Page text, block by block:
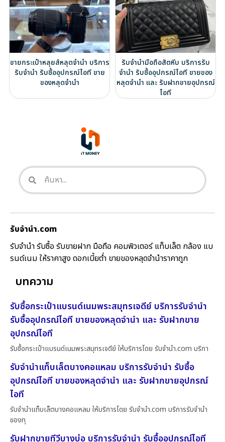
ขายกระเป๋าหลุยส์หลุดจำนำ บริการ
รับจำนำ รับซื้ออุปกรณ์ไอที ขาย
ของหลุดจำนำ
รับจำนำมือถือสัตหีบ บริการรับ
จำนำ รับซื้ออุปกรณ์ไอที ขายของ
หลุดจำนำ และ รับฝากขายอุปกรณ์
ไอที
รับจํานํา.com
รับจำนำ รับซื้อ รับขายฝาก มือถือ คอมพิวเตอร์ แท็บเล็ต กล้อง แบ
รนด์เนม ให้ราคาสูง ดอกเบี้ยต่ำ ขายของหลุดจำนำราคาถูก
บทความ
รับซื้อกระเป๋าแบรนด์เนมพระสมุทรเจดีย์ บริการรับจำนำ
รับซื้ออุปกรณ์ไอที ขายของหลุดจำนำ และ รับฝากขาย
อุปกรณ์ไอที
รับซื้อกระเป๋าแบรนด์เนมพระสมุทรเจดีย์ ให้บริการโดย รับจํานํา.com บริกา
รับจำนำแท็บเล็ตบางคอแหลม บริการรับจำนำ รับซื้อ
อุปกรณ์ไอที ขายของหลุดจำนำ และ รับฝากขายอุปกรณ์
ไอที
รับจำนำแท็บเล็ตบางคอแหลม ให้บริการโดย รับจํานํา.com บริการรับจำนำ
ของทุ
รับฝากขายทีวีบางบ่อ บริการรับจำนำ รับซื้ออุปกรณ์ไอที